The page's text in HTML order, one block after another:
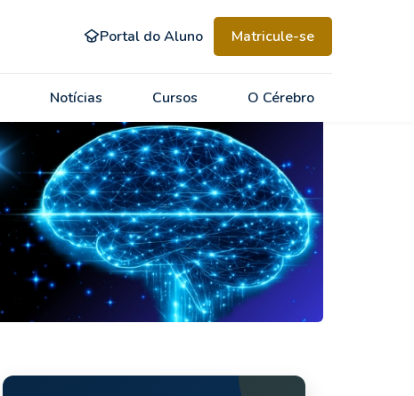
Portal do Aluno Matricule-se
Notícias Cursos O Cérebro